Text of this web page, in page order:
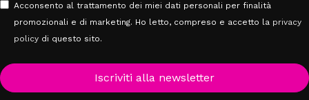
Acconsento al trattamento dei miei dati personali per finalità
promozionali e di marketing. Ho letto, compreso e accetto la privacy
policy di questo sito.
Iscriviti alla newsletter